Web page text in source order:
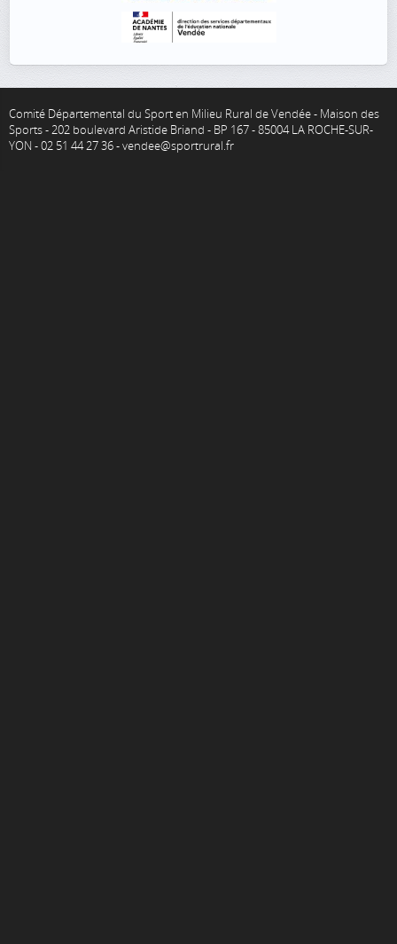
Comité Départemental du Sport en Milieu Rural de Vendée - Maison des
Sports - 202 boulevard Aristide Briand - BP 167 - 85004 LA ROCHE-SUR-
YON - 02 51 44 27 36 - vendee@sportrural.fr